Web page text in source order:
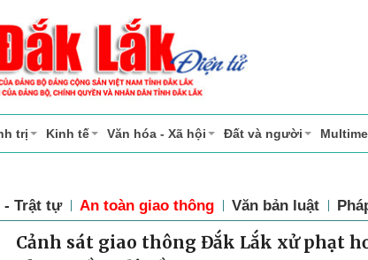
trị Kinh tế Văn hóa - Xã hội Đất và người
- Trật tự An toàn giao thông Văn bản luật
Cảnh sát giao thông Đắk Lắk xử phạt